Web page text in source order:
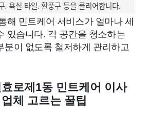
, 욕실 타일, 환풍구 등을 클리어합니다.
해 민트케어 서비스가 얼마나 세
있습니다. 각 공간을 청소하는
분이 없도록 철저하게 관리하고
로제1동 민트케어 이사
체 고르는 꿀팁